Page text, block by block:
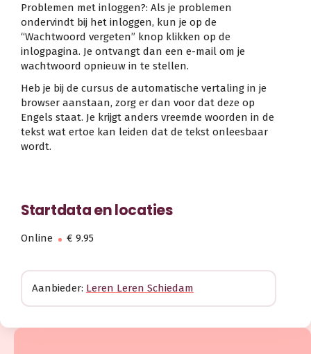
Problemen met inloggen?: Als je problemen
ondervindt bij het inloggen, kun je op de
“Wachtwoord vergeten” knop klikken op de
inlogpagina. Je ontvangt dan een e-mail om je
wachtwoord opnieuw in te stellen.
Heb je bij de cursus de automatische vertaling in je
browser aanstaan, zorg er dan voor dat deze op
Engels staat. Je krijgt anders vreemde woorden in de
tekst wat ertoe kan leiden dat de tekst onleesbaar
wordt.
Startdata en locaties
Online € 9.95
Aanbieder: Leren Leren Schiedam